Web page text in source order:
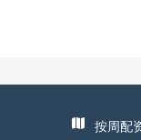
按周配